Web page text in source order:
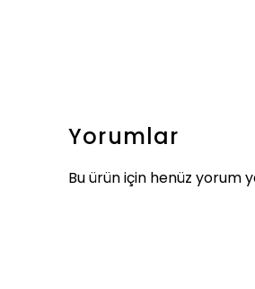
Yorumlar
Bu ürün için henüz yorum